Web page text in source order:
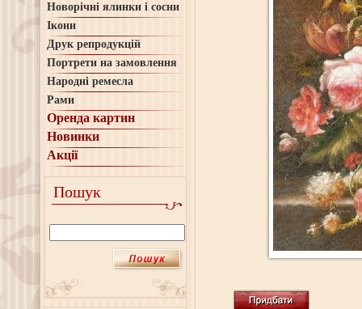
Новорічні ялинки і сосни
Ікони
Друк репродукцій
Портрети на замовлення
Народні ремесла
Рами
Оренда картин
Новинки
Акції
Пошук